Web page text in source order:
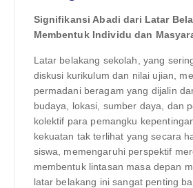
Signifikansi Abadi dari Latar
Membentuk Individu dan
Latar belakang sekolah, yang
diskusi kurikulum dan nilai ujian,
permadani beragam yang dijalin
budaya, lokasi, sumber daya, dan
kolektif para pemangku
kekuatan tak terlihat yang secara
siswa, memengaruhi perspektif
membentuk lintasan masa depan
latar belakang ini sangat penting